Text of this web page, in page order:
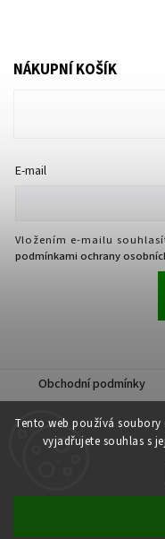
Tento web používá
vyjadřujete souhlas s
NÁKUPNÍ KOŠÍK
E-mail
Vložením e-mailu
podmínkami ochrany
Obchodní podmínky
Copyright 2026JKK